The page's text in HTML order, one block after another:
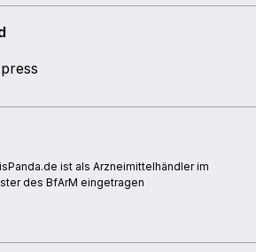
ist als Arzneimittelhändler im
des BfArM eingetragen